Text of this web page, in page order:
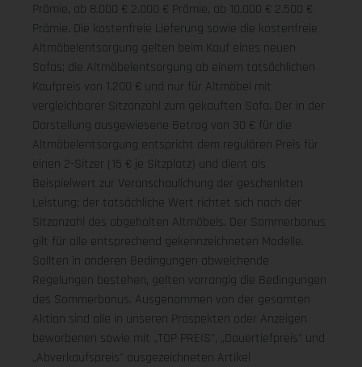
Prämie, ab 8.000 € 2.000 € Prämie, ab 10.000 € 2.500 €
Prämie. Die kostenfreie Lieferung sowie die kostenfreie
Altmöbelentsorgung gelten beim Kauf eines neuen
Sofas; die Altmöbelentsorgung ab einem tatsächlichen
Kaufpreis von 1.200 € und nur für Altmöbel mit
vergleichbarer Sitzanzahl zum gekauften Sofa. Der in der
Darstellung ausgewiesene Betrag von 30 € für die
Altmöbelentsorgung entspricht dem regulären Preis für
einen 2-Sitzer (15 € je Sitzplatz) und dient als
Beispielwert zur Veranschaulichung der geschenkten
Leistung; der tatsächliche Wert richtet sich nach der
Sitzanzahl des abgeholten Altmöbels. Der Sommerbonus
gilt für alle entsprechend gekennzeichneten Modelle.
Sollten in anderen Bedingungen abweichende
Regelungen bestehen, gelten vorrangig die Bedingungen
des Sommerbonus. Ausgenommen von der gesamten
Aktion sind alle in unseren Prospekten oder Anzeigen
beworbenen sowie mit „TOP PREIS", „Dauertiefpreis" und
„Abverkaufspreis" ausgezeichneten Artikel